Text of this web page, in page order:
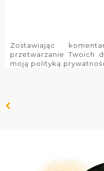
Zostawiając
przetwarzanie Twoich
moją polityką